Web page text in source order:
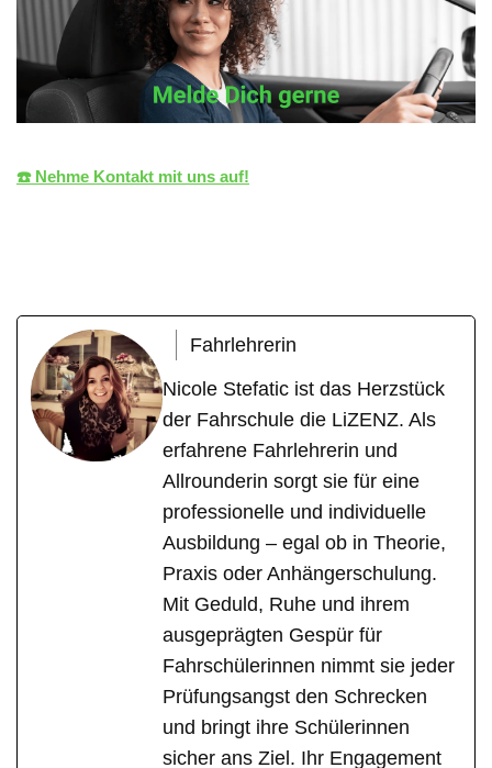
☎️ Nehme Kontakt mit uns auf!
Fahrlehrerin
Nicole Stefatic ist das Herzstück
der Fahrschule die LiZENZ. Als
erfahrene Fahrlehrerin und
Allrounderin sorgt sie für eine
professionelle und individuelle
Ausbildung – egal ob in Theorie,
Praxis oder Anhängerschulung.
Mit Geduld, Ruhe und ihrem
ausgeprägten Gespür für
Fahrschülerinnen nimmt sie jeder
Prüfungsangst den Schrecken
und bringt ihre Schülerinnen
sicher ans Ziel. Ihr Engagement